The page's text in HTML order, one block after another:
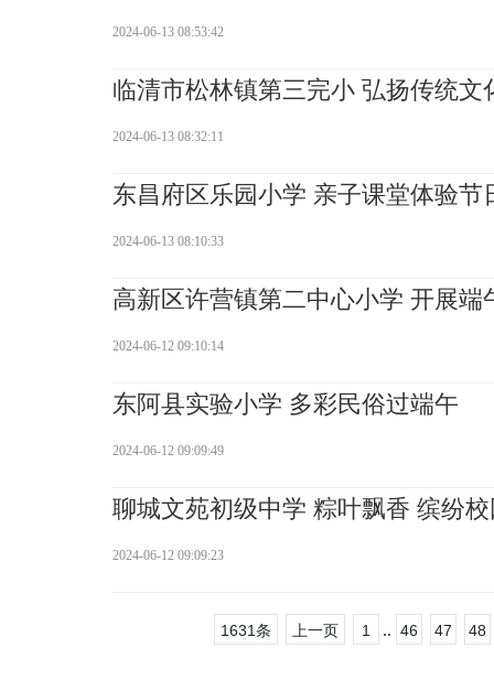
2024-06-13 08:53:42
临清市松林镇第三完小 弘扬传统文
2024-06-13 08:32:11
东昌府区乐园小学 亲子课堂体验节
2024-06-13 08:10:33
高新区许营镇第二中心小学 开展端
2024-06-12 09:10:14
东阿县实验小学 多彩民俗过端午
2024-06-12 09:09:49
聊城文苑初级中学 粽叶飘香 缤纷
2024-06-12 09:09:23
1631条 上一页 1 .. 46 47 48